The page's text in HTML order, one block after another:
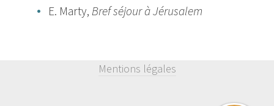
E. Marty, Bref séjour à Jérusalem
Mentions légales